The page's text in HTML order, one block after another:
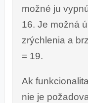
možné ju
16. Je možná
zrýchlenia a
= 19.
Ak
nie je